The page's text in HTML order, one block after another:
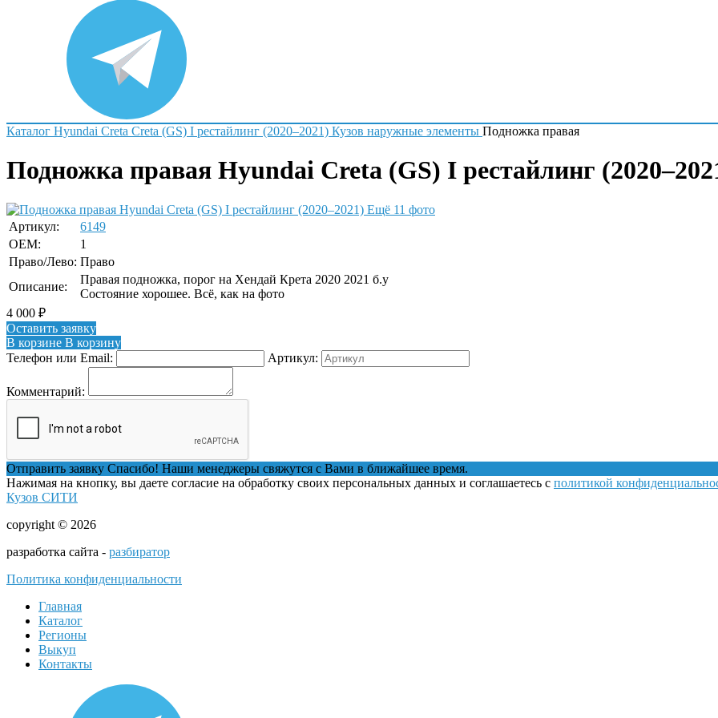
Каталог Hyundai Creta Creta (GS) I рестайлинг (2020–2021) Кузов наружные элементы Подножка правая
Подножка правая Hyundai Creta (GS) I рестайлинг
Ещё 11 фото
Артикул:
6149
OEM:
1
Право/Лево: Право
Описание:
Правая подножка, порог на Хендай Крета 2020 2021 б.у
Состояние хорошее. Всё, как на фото
4 000 ₽
Оставить заявку
В корзине В корзину
Телефон или Email:
Артикул:
Комментарий:
Отправить заявку Спасибо! Наши менеджеры свяжутся с Вами в ближайшее время.
Нажимая на кнопку, вы даете согласие на обработку своих персональных данных и соглашаетесь с политикой
Кузов СИТИ
copyright © 2026
разработка сайта - разбиратор
Политика конфиденциальности
Главная
Каталог
Регионы
Выкуп
Контакты